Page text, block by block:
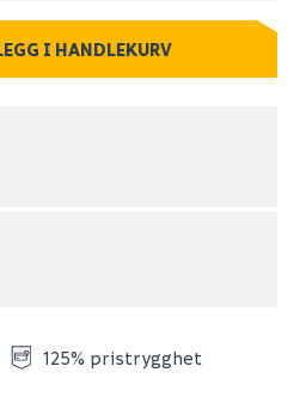
I HANDLEKURV
125% pristrygghet